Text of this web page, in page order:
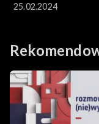
25.02.2024